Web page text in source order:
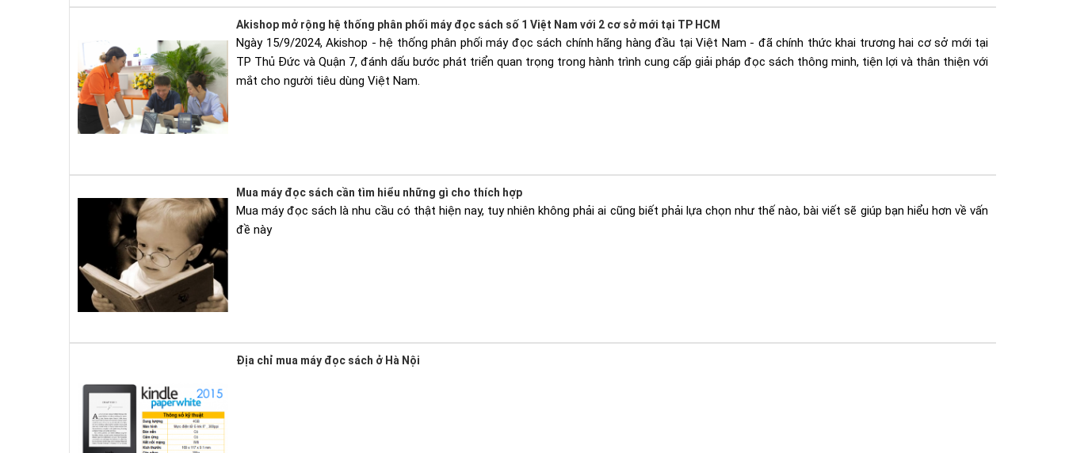
Akishop mở rộng hệ thống phân phối máy đọc sách số 1 Việt Nam với 2 cơ sở mới tại TP HCM
Ngày 15/9/2024, Akishop - hệ thống phân phối máy đọc sách chính hãng hàng đầu tại Việt Nam - đã chính thức khai trương hai cơ sở mới tại
TP Thủ Đức và Quận 7, đánh dấu bước phát triển quan trọng trong hành trình cung cấp giải pháp đọc sách thông minh, tiện lợi và thân thiện với
mắt cho người tiêu dùng Việt Nam.
Mua máy đọc sách cần tìm hiểu những gì cho thích hợp
Mua máy đọc sách là nhu cầu có thật hiện nay, tuy nhiên không phải ai cũng biết phải lựa chọn như thế nào, bài viết sẽ giúp bạn hiểu hơn về vấn
đề này
Địa chỉ mua máy đọc sách ở Hà Nội